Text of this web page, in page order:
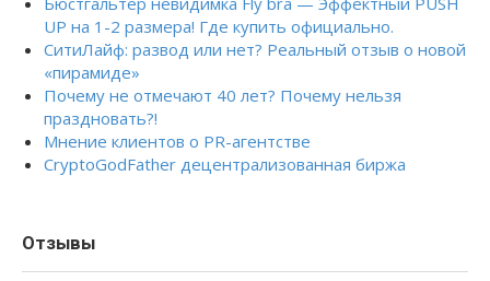
UP на 1-2 размера! Где купить официально.
СитиЛайф: развод или нет? Реальный отзыв о новой
«пирамиде»
Почему не отмечают 40 лет? Почему нельзя
праздновать?!
Мнение клиентов о PR-агентстве
CryptoGodFather децентрализованная биржа
Отзывы